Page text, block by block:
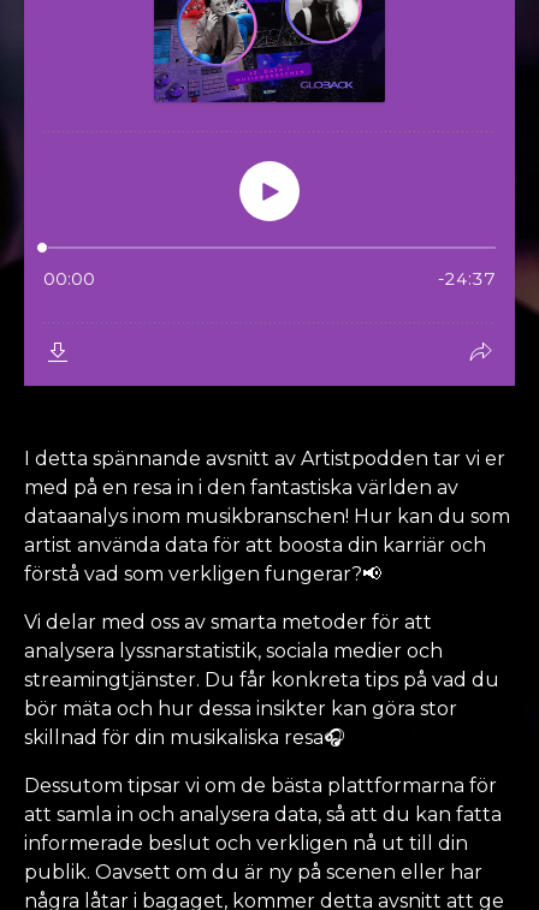
I detta spännande avsnitt av Artistpodden tar vi er
med på en resa in i den fantastiska världen av
dataanalys inom musikbranschen! Hur kan du som
artist använda data för att boosta din karriär och
förstå vad som verkligen fungerar?📢
Vi delar med oss av smarta metoder för att
analysera lyssnarstatistik, sociala medier och
streamingtjänster. Du får konkreta tips på vad du
bör mäta och hur dessa insikter kan göra stor
skillnad för din musikaliska resa🎧
Dessutom tipsar vi om de bästa plattformarna för
att samla in och analysera data, så att du kan fatta
informerade beslut och verkligen nå ut till din
publik. Oavsett om du är ny på scenen eller har
några låtar i bagaget, kommer detta avsnitt att ge